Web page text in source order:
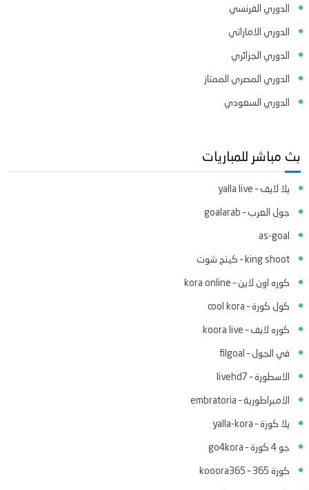
الدوري الفرنسي
الدوري الاماراتي
الدوري الجزائري
الدوري المصري الممتاز
الدوري السعودي
بث مباشر للمباريات
يلا لايف – yalla live
جول العرب – goalarab
as-goal
king shoot – كينج شوت
كوره اون لاين – kora online
كول كورة – cool kora
كوره لايف – koora live
في الجول – filgoal
الاسطورة – livehd7
الامبراطورية – embratoria
يلا كورة – yalla-kora
جو 4 كورة – go4kora
كورة 365 – kooora365